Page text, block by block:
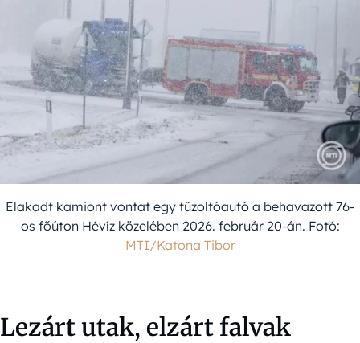
Elakadt kamiont vontat egy tűzoltóautó a behavazott 76-
os főúton Hévíz közelében 2026. február 20-án. Fotó:
MTI/Katona Tibor
Lezárt utak, elzárt falvak